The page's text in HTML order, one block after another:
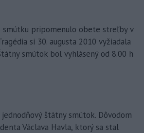
smútku pripomenulo obete streľby v
si 30. augusta 2010 vyžiadala
smútok bol vyhlásený od 8.00 h
štátny smútok. Dôvodom
Václava Havla, ktorý sa stal